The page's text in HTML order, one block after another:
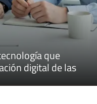
que
digital de las